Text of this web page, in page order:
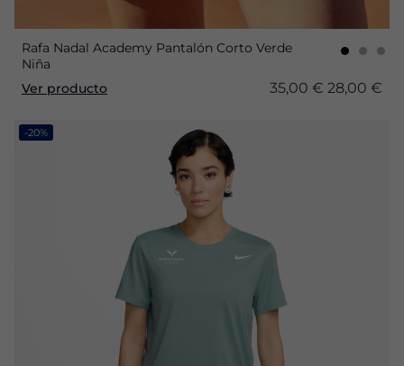
Rafa Nadal Academy Pantalón Corto Verde
Niña
Ver producto
35,00 € 28,00 €
-20%